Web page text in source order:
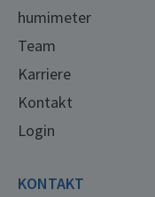
humimeter
Team
Karriere
Kontakt
Login
KONTAKT